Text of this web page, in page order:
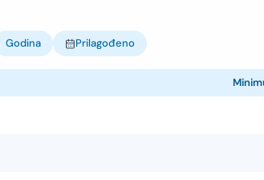
Godina Prilagođeno